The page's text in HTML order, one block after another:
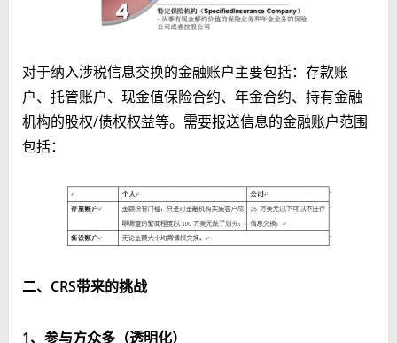
对于纳入涉税信息交换的金融账户主要包括：存款账
户、托管账户、现金值保险合约、年金合约、持有金融
机构的股权/债权权益等。需要报送信息的金融账户范围
包括：
二、CRS带来的挑战
1、参与方众多（透明化）